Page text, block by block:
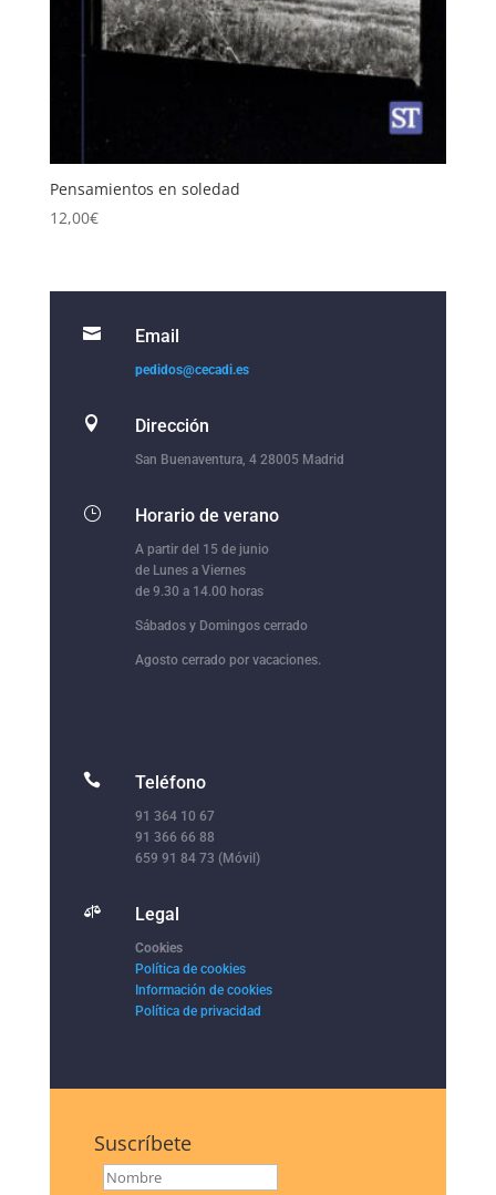
Pensamientos en soledad
12,00€
 Email
pedidos@cecadi.es
 Dirección
San Buenaventura, 4 28005 Madrid
} Horario de verano
A partir del 15 de junio
de Lunes a Viernes
de 9.30 a 14.00 horas
Sábados y Domingos cerrado
Agosto cerrado por vacaciones.
 Teléfono
91 364 10 67
91 366 66 88
659 91 84 73 (Móvil)
 Legal
Cookies
Política de cookies
Información de cookies
Política de privacidad
Suscríbete